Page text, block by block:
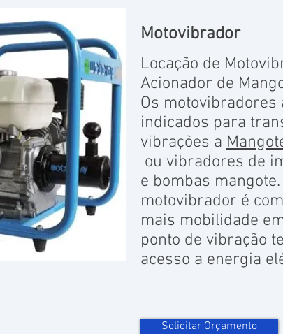
Motovibrador
Locação de
Acionador de
Os motovibradores
indicados para
vibrações a
ou vibradores de
e bombas
motovibrador é
mais mobilidade
ponto de vibração
acesso a energia
Solicitar Orçamento